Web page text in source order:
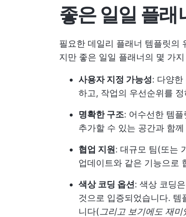
좋은 일일 플
필요한 데일리 플래너 템플릿의
지만 좋은 일일 플래너의 몇 가
사용자 지정 가능성: 다양한
하고, 작업의 우선순위를
명확한 구조: 어수선한 템
추가할 수 있는 공간과 함
협업 지원: 대규모 팀(또는
업데이트와 같은 기능으로
색상 코딩 옵션: 색상 코딩
것으로 입증되었습니다. 템
니다( 그리고 보기에도 재